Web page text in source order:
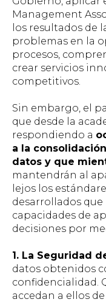
Management
los resultados de
problemas en la
procesos,
crear servicios
competitivos.
Sin embargo, el
que desde la
respondiendo a
a la
datos y que
mantendrán al
lejos los
desarrollados
capacidades de
decisiones por
1. La Seguridad
datos obtenidos
confidencialidad.
accedan a ellos